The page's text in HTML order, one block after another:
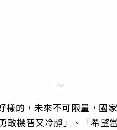
樣的，未來不可限量，國
敢機智又冷靜」、「希望